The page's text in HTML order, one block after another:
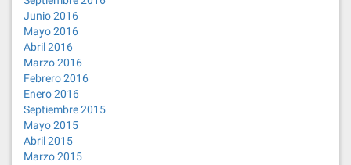
Junio 2016
Mayo 2016
Abril 2016
Marzo 2016
Febrero 2016
Enero 2016
Septiembre 2015
Mayo 2015
Abril 2015
Marzo 2015